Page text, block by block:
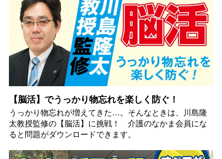
【脳活】でうっかり物忘れを楽しく防ぐ！
うっかり物忘れが増えてきた…。そんなときは、川島隆
太教授監修の【脳活】に挑戦！ 介護のなかま会員にな
ると問題がダウンロードできます。